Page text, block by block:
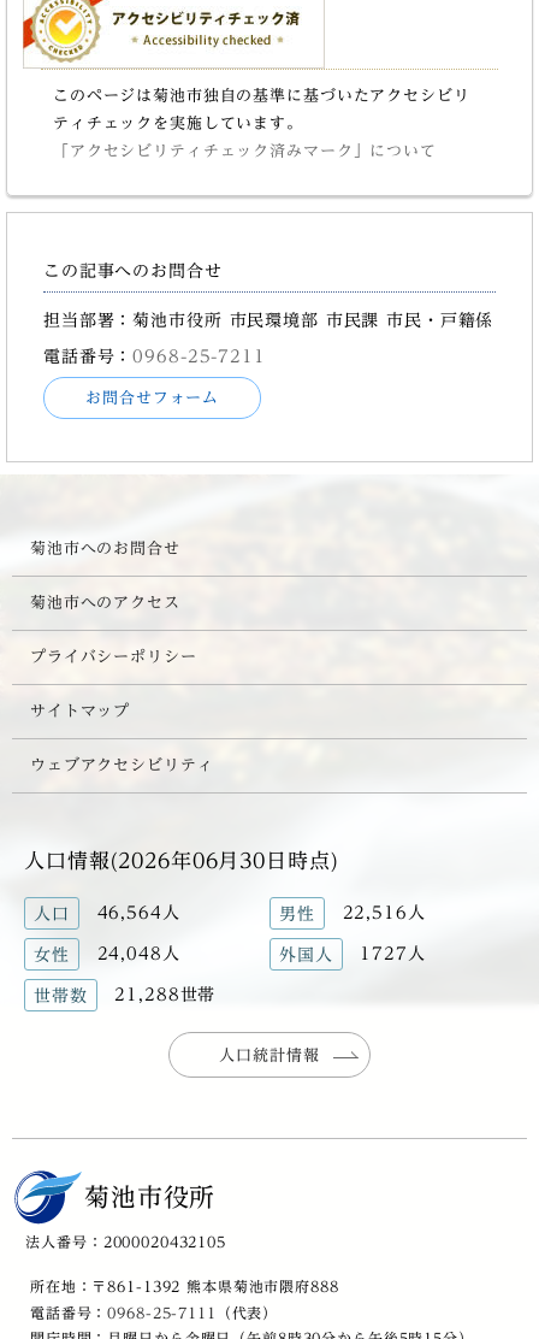
このページは菊池市独自の基準に基づいたアクセシビリ
ティチェックを実施しています。
「アクセシビリティチェック済みマーク」について
この記事へのお問合せ
担当部署：菊池市役所 市民環境部 市民課 市民・戸籍係
電話番号：0968-25-7211
お問合せフォーム
菊池市へのお問合せ
菊池市へのアクセス
プライバシーポリシー
サイトマップ
ウェブアクセシビリティ
人口情報(2026年06月30日時点)
人口 46,564人 男性 22,516人
女性 24,048人 外国人 1727人
世帯数 21,288世帯
人口統計情報
菊池市役所
法人番号：2000020432105
所在地：〒861-1392 熊本県菊池市隈府888
電話番号：0968-25-7111
（代表）